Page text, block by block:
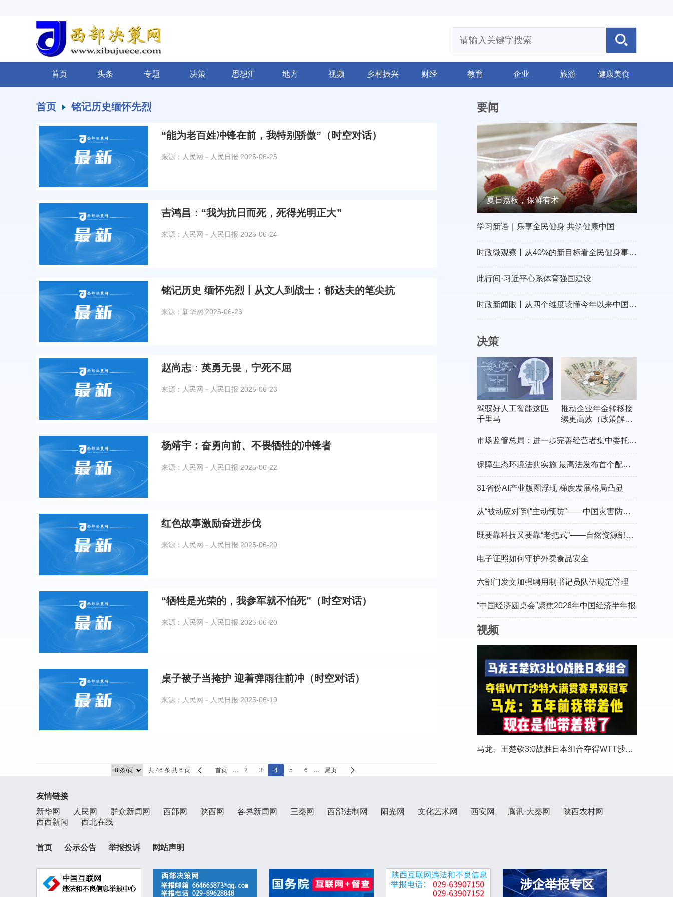
首页 头条 专题 决策 思想汇 地方 视频 乡村振兴 财经 教育 企业 旅游 健康美食
首页 铭记历史缅怀先烈
“能为老百姓冲锋在前，我特别骄傲”（时空对话）
来源：人民网－人民日报 2025-06-25
吉鸿昌：“我为抗日而死，死得光明正大”
来源：人民网－人民日报 2025-06-24
铭记历史 缅怀先烈丨从文人到战士：郁达夫的笔尖抗
来源：新华网 2025-06-23
赵尚志：英勇无畏，宁死不屈
来源：人民网－人民日报 2025-06-23
杨靖宇：奋勇向前、不畏牺牲的冲锋者
来源：人民网－人民日报 2025-06-22
红色故事激励奋进步伐
来源：人民网－人民日报 2025-06-20
“牺牲是光荣的，我参军就不怕死”（时空对话）
来源：人民网－人民日报 2025-06-20
桌子被子当掩护 迎着弹雨往前冲（时空对话）
来源：人民网－人民日报 2025-06-19
共 46 条 共 6 页 首页 … 2 3 4 5 6 … 尾页
要闻
夏日荔枝，保鲜有术
学习新语｜乐享全民健身 共筑健康中国
时政微观察丨从40%的新目标看全民健身事业高质量发展
此行间·习近平心系体育强国建设
时政新闻眼丨从四个维度读懂今年以来中国元首外交
决策
驾驭好人工智能这匹
千里马
推动企业年金转移接
续更高效（政策解
市场监管总局：进一步完善经营者集中委托审查制度
保障生态环境法典实施 最高法发布首个配套司法解释
31省份AI产业版图浮现 梯度发展格局凸显
从“被动应对”到“主动预防”——中国灾害防御协会会长郑国光谈防灾减灾的“硬核”守护
既要靠科技又要靠“老把式”——自然资源部有关负责人介绍“十五五”地灾防治工作
电子证照如何守护外卖食品安全
六部门发文加强聘用制书记员队伍规范管理
“中国经济圆桌会”聚焦2026年中国经济半年报
视频
马龙、王楚钦3:0战胜日本组合夺得WTT沙特大满贯
友情链接
新华网
人民网 群众新闻网 西部网 陕西网 各界新闻网 三秦网 西部法制网 阳光网 文化艺术网 西安网 腾讯·大秦网
陕西农村网
西西新闻
西北在线
首页 公示公告 举报投诉 网站声明